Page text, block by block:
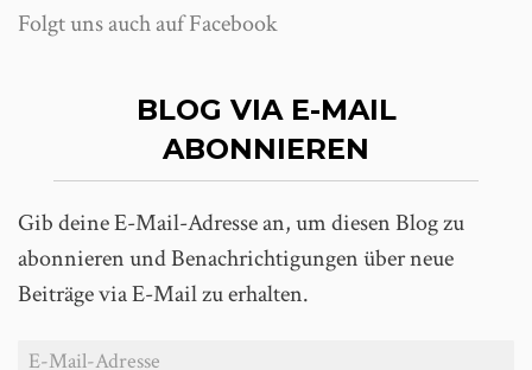
Folgt uns auch auf Facebook
BLOG VIA E-MAIL
ABONNIEREN
Gib deine E-Mail-Adresse an, um diesen Blog zu
abonnieren und Benachrichtigungen über neue
Beiträge via E-Mail zu erhalten.